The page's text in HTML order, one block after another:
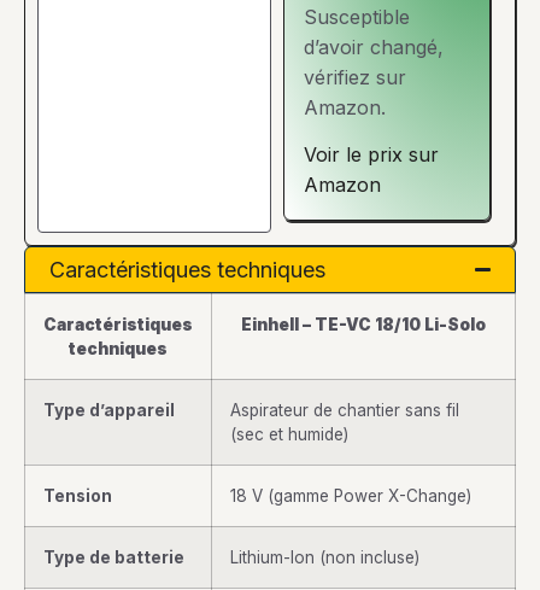
Susceptible
d’avoir changé,
vérifiez sur
Amazon.
Voir le prix sur
Amazon
Caractéristiques techniques
Caractéristiques
techniques
Einhell – TE-VC 18/10 Li-Solo
Type d’appareil
Aspirateur de chantier sans fil
(sec et humide)
Tension 18 V (gamme Power X-Change)
Type de batterie Lithium-Ion (non incluse)